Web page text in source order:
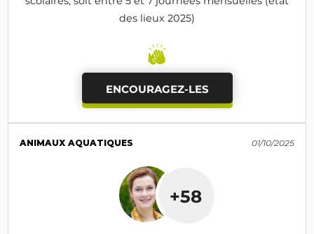
des lieux 2025)
ENCOURAGEZ-LES
ANIMAUX AQUATIQUES 01/10/2025
+58